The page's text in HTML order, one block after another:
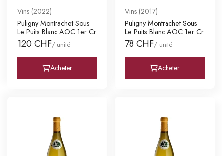
Vins (2022)
Puligny Montrachet Sous
Le Puits Blanc AOC 1er Cr
120 CHF/ unité
Acheter
Vins (2017)
Puligny Montrachet Sous
Le Puits Blanc AOC 1er Cr
78 CHF/ unité
Acheter